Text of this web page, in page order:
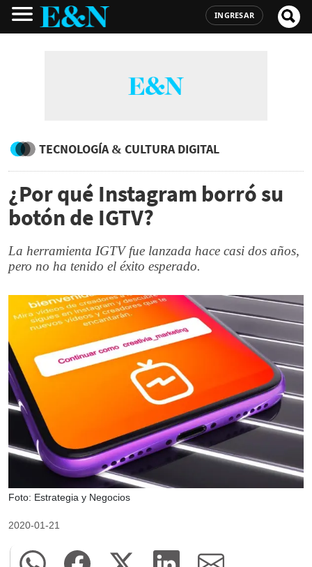
INGRESAR
TECNOLOGÍA & CULTURA DIGITAL
¿Por qué Instagram borró su
botón de IGTV?
La herramienta IGTV fue lanzada hace casi dos años,
pero no ha tenido el éxito esperado.
Foto: Estrategia y Negocios
2020-01-21